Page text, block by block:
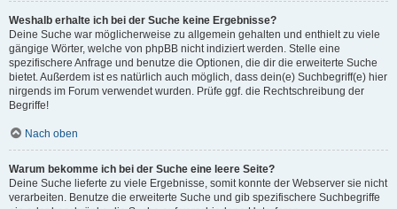
Weshalb erhalte ich bei der Suche keine Ergebnisse?
Deine Suche war möglicherweise zu allgemein gehalten und enthielt zu viele
gängige Wörter, welche von phpBB nicht indiziert werden. Stelle eine
spezifischere Anfrage und benutze die Optionen, die dir die erweiterte Suche
bietet. Außerdem ist es natürlich auch möglich, dass dein(e) Suchbegriff(e) hier
nirgends im Forum verwendet wurden. Prüfe ggf. die Rechtschreibung der
Begriffe!
Nach oben
Warum bekomme ich bei der Suche eine leere Seite?
Deine Suche lieferte zu viele Ergebnisse, somit konnte der Webserver sie nicht
verarbeiten. Benutze die erweiterte Suche und gib spezifischere Suchbegriffe